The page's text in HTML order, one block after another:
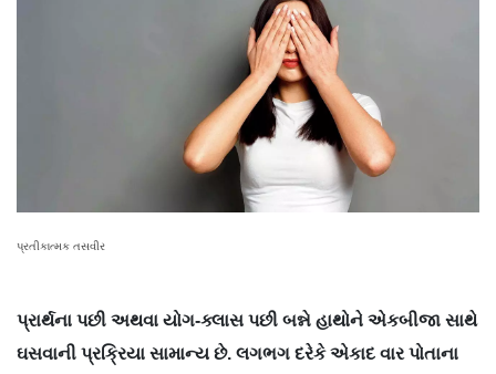
પ્રતીકાત્મક તસવીર
પ્રાર્થના પછી અથવા યોગ-ક્લાસ પછી બન્ને હાથોને એકબીજા સાથે
ઘસવાની પ્રક્રિયા સામાન્ય છે. લગભગ દરેકે એકાદ વાર પોતાના